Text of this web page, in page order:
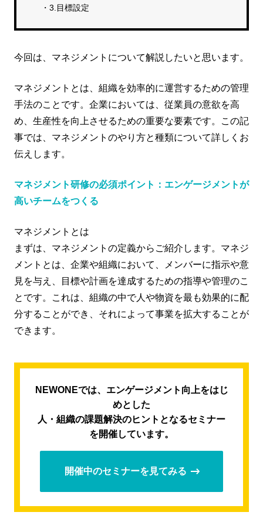
3.目標設定
今回は、マネジメントについて解説したいと思います。
マネジメントとは、組織を効率的に運営するための管理
手法のことです。企業においては、従業員の意欲を高
め、生産性を向上させるための重要な要素です。この記
事では、マネジメントのやり方と種類について詳しくお
伝えします。
マネジメント研修の必須ポイント：エンゲージメントが
高いチームをつくる
マネジメントとは
まずは、マネジメントの定義からご紹介します。マネジ
メントとは、企業や組織において、メンバーに指示や意
見を与え、目標や計画を達成するための指導や管理のこ
とです。これは、組織の中で人や物資を最も効果的に配
分することができ、それによって事業を拡大することが
できます。
NEWONEでは、エンゲージメント向上をはじ
めとした
人・組織の課題解決のヒントとなるセミナー
を開催しています。
開催中のセミナーを見てみる